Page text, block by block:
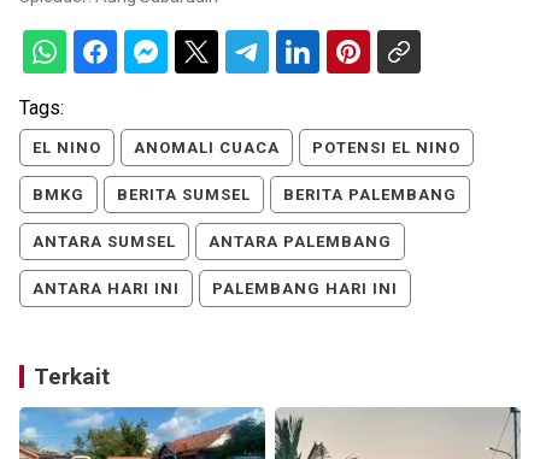
Tags:
EL NINO ANOMALI CUACA POTENSI EL NINO
BMKG BERITA SUMSEL BERITA PALEMBANG
ANTARA SUMSEL ANTARA PALEMBANG
ANTARA HARI INI PALEMBANG HARI INI
Terkait